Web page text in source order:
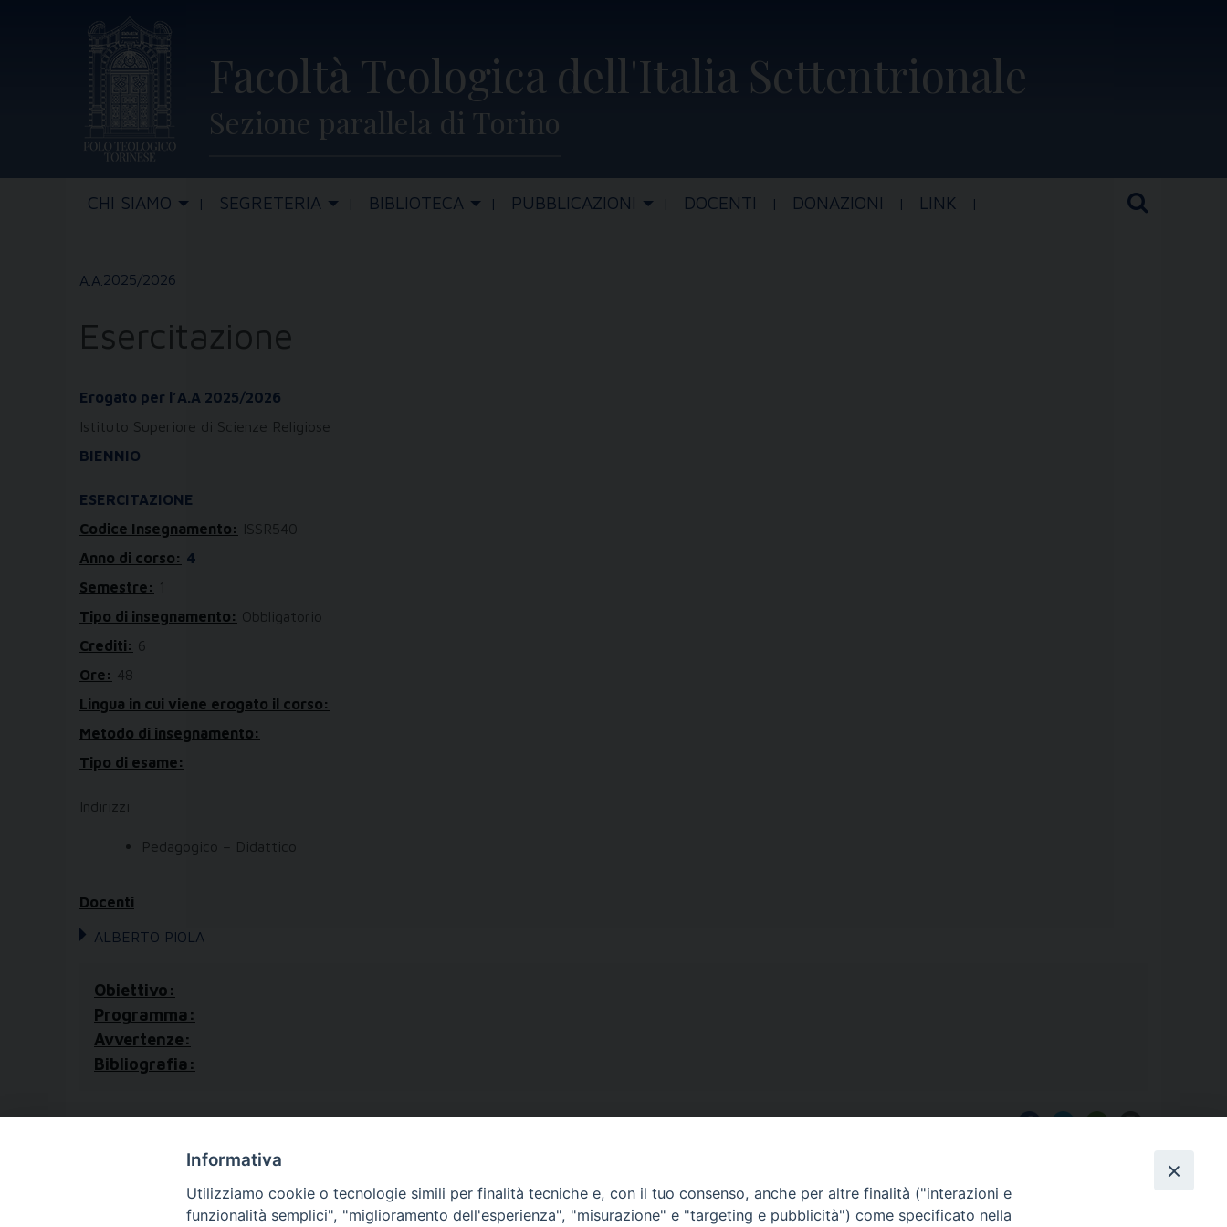
Facoltà Teologica dell'Italia Settentrionale
Sezione parallela di Torino
CHI SIAMO SEGRETERIA BIBLIOTECA PUBBLICAZIONI DOCENTI DONAZIONI LINK
2025/2026
Esercitazione
Erogato per l’A.A 2025/2026
Istituto Superiore di Scienze Religiose
BIENNIO
ESERCITAZIONE
Codice Insegnamento: ISSR540
Anno di corso: 4
Semestre: 1
Tipo di insegnamento: Obbligatorio
Crediti: 6
Ore: 48
Lingua in cui viene erogato il corso:
Metodo di insegnamento:
Tipo di esame:
Indirizzi
Pedagogico – Didattico
Docenti
ALBERTO PIOLA
Obiettivo:
Programma:
Avvertenze:
Bibliografia:
Informativa
Utilizziamo cookie o tecnologie simili per finalità tecniche e, con il tuo consenso, anche per altre finalità ("interazioni e
funzionalità semplici", "miglioramento dell'esperienza", "misurazione" e "targeting e pubblicità") come specificato nella